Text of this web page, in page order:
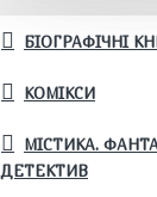
БІОГРАФІЧНІ
КОМІКСИ
МІСТИКА.
ДЕТЕКТИВ